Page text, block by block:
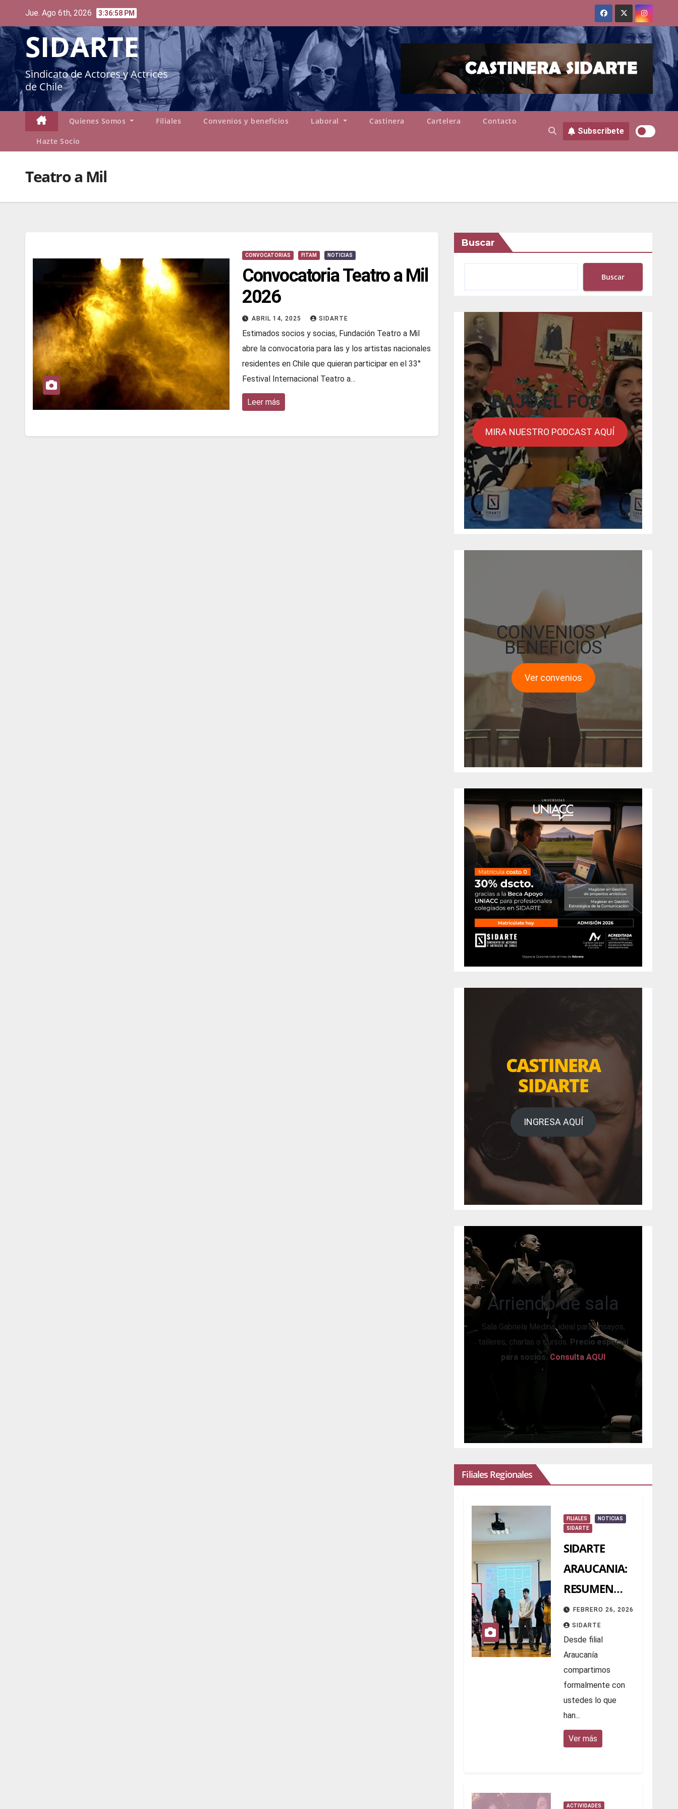
content
Jue. Ago 6th, 2026 3:36:59 PM
SIDARTE
Sindicato de Actores y Actrices
de Chile
Quienes Somos Filiales Convenios y beneficios Laboral Castinera Cartelera Contacto
Hazte Socio
Subscribete
Teatro a Mil
CONVOCATORIAS FITAM NOTICIAS
Convocatoria Teatro a Mil
2026
ABRIL 14, 2025 SIDARTE
Estimados socios y socias, Fundación Teatro a Mil
abre la convocatoria para las y los artistas nacionales
residentes en Chile que quieran participar en el 33°
Festival Internacional Teatro a…
Leer más
Buscar
Buscar
BAJO EL FOCO
MIRA NUESTRO PODCAST AQUÍ
CONVENIOS Y
BENEFICIOS
Ver convenios
CASTINERA
SIDARTE
INGRESA AQUÍ
Arriendo de sala
Sala Gabriela Medina, ideal para ensayos,
talleres, charlas o cursos. Precio especial
para socios. Consulta AQUI
Filiales Regionales
FILIALES
NOTICIAS
SIDARTE
SIDARTE
ARAUCANIA:
RESUMEN
2025
FEBRERO 26, 2026
SIDARTE
Desde filial
Araucanía
compartimos
formalmente con
ustedes lo que
han...
Ver más
ACTIVIDADES